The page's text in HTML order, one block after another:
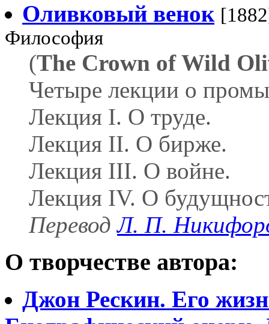
Оливковый венок
Философия
(The Crown of Wild
Четыре лекции о
Лекция I. О труде.
Лекция II. О бирже.
Лекция III. О войне.
Лекция IV. О
ПереводЛ. П.
О творчестве автора:
Джон Рескин. Его